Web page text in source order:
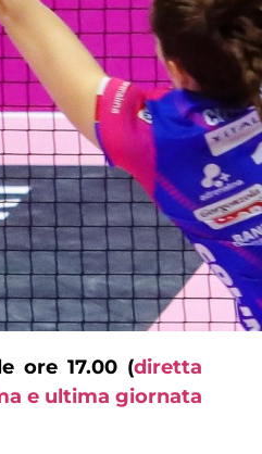
ore 17.00 (diretta
e ultima giornata